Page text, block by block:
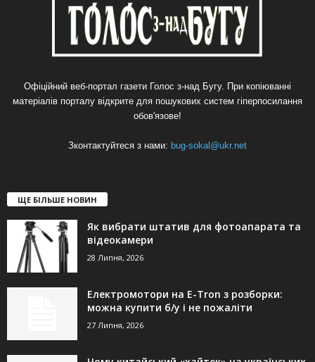
Офіційний веб-портал газети Голос з-над Бугу. При копіюванні
матеріалів порталу відкрите для пошукових систем гіперпосилання
обов'язове!
Зконтактуйтеся з нами: bug-sokal@ukr.net
ЩЕ БІЛЬШЕ НОВИН
Як вибрати штатив для фотоапарата та
відеокамери
28 Липня, 2026
Електромотори на E-Tron з розборки:
можна купити б/у і не пожаліти
27 Липня, 2026